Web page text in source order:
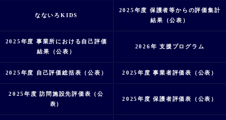
なないろKIDS
2025年度 保護者等からの評価集計
結果（公表）
2025年度 事業所における自己評価
結果（公表）
2026年 支援プログラム
2025年度 自己評価総括表（公表） 2025年度 事業者評価表（公表）
2025年度 訪問施設先評価表（公
表）
2025年度 保護者評価表（公表）